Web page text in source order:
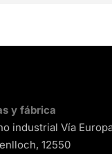
y fábrica
industrial Vía
12550